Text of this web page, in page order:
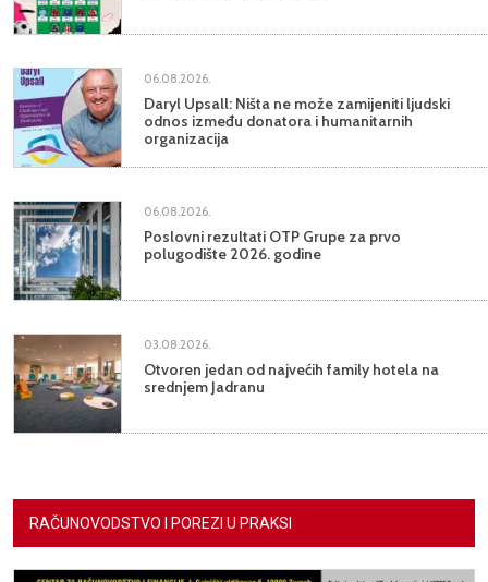
06.08.2026.
Daryl Upsall: Ništa ne može zamijeniti ljudski
odnos između donatora i humanitarnih
organizacija
06.08.2026.
Poslovni rezultati OTP Grupe za prvo
polugodište 2026. godine
03.08.2026.
Otvoren jedan od najvećih family hotela na
srednjem Jadranu
RAČUNOVODSTVO I POREZI U PRAKSI